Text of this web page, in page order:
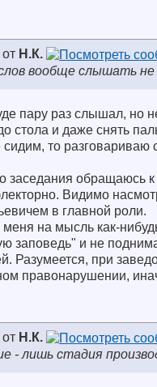
Н.К.
вообще слышать не
пару раз слышал, но
стола и даже снять
сидим, то разговариваю
заседания обращаюсь к
Видимо
в главной роли.
на мысль как-
заповедь" и не
Разумеется, при
правонарушении,
Н.К.
- лишь стадия